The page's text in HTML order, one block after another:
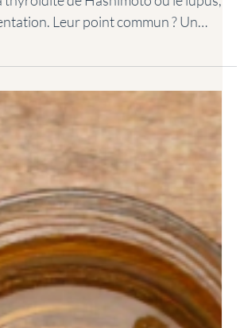
un rôle ?
thyroïdite de Hashimoto ou le lupus,
Leur point commun ? Un
qui s’emballe et attaque ses
causes sont multifactorielles mais
un rôle clé. C’est là que le régime